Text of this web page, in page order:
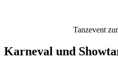
Tanzevent
Karneval und